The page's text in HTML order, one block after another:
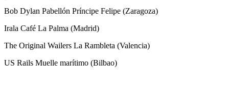
Bob Dylan Pabellón Príncipe Felipe (Zaragoza)
Irala Café La Palma (Madrid)
The Original Wailers La Rambleta (Valencia)
US Rails Muelle marítimo (Bilbao)